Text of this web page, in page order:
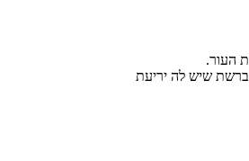
העור.
שיש לה יריעת